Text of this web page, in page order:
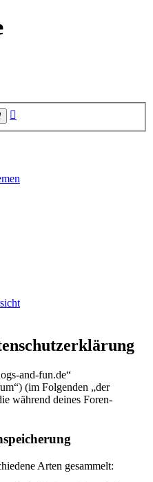
Suche
and-fun.de“
(im Folgenden „der
während deines Foren-
Arten gesammelt: